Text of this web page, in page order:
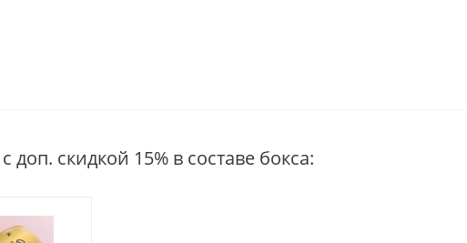
доп. скидкой 15% в составе бокса: